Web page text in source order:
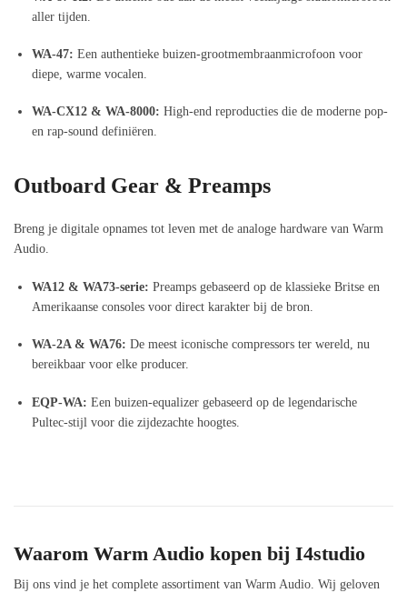
aller tijden.
WA-47: Een authentieke buizen-grootmembraanmicrofoon voor
diepe, warme vocalen.
WA-CX12 & WA-8000: High-end reproducties die de moderne pop-
en rap-sound definiëren.
Outboard Gear & Preamps
Breng je digitale opnames tot leven met de analoge hardware van Warm
Audio.
WA12 & WA73-serie: Preamps gebaseerd op de klassieke Britse en
Amerikaanse consoles voor direct karakter bij de bron.
WA-2A & WA76: De meest iconische compressors ter wereld, nu
bereikbaar voor elke producer.
EQP-WA: Een buizen-equalizer gebaseerd op de legendarische
Pultec-stijl voor die zijdezachte hoogtes.
Waarom Warm Audio kopen bij I4studio
Bij ons vind je het complete assortiment van Warm Audio. Wij geloven